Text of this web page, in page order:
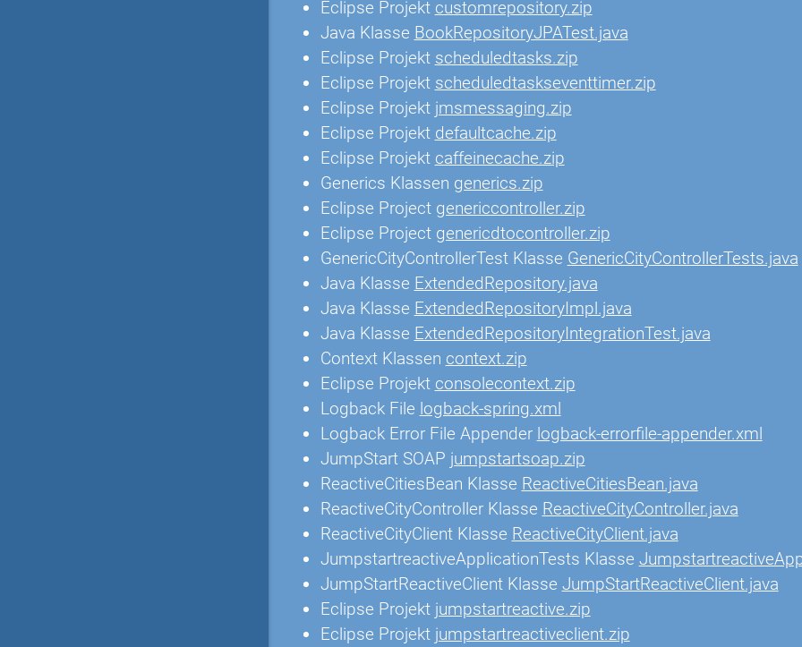
Eclipse Projekt customrepository.zip
Java Klasse BookRepositoryJPATest.java
Eclipse Projekt scheduledtasks.zip
Eclipse Projekt scheduledtaskseventtimer.zip
Eclipse Projekt jmsmessaging.zip
Eclipse Projekt defaultcache.zip
Eclipse Projekt caffeinecache.zip
Generics Klassen generics.zip
Eclipse Project genericcontroller.zip
Eclipse Project genericdtocontroller.zip
GenericCityControllerTest Klasse GenericCityControllerTests.java
Java Klasse ExtendedRepository.java
Java Klasse ExtendedRepositoryImpl.java
Java Klasse ExtendedRepositoryIntegrationTest.java
Context Klassen context.zip
Eclipse Projekt consolecontext.zip
Logback File logback-spring.xml
Logback Error File Appender logback-errorfile-appender.xml
JumpStart SOAP jumpstartsoap.zip
ReactiveCitiesBean Klasse ReactiveCitiesBean.java
ReactiveCityController Klasse ReactiveCityController.java
ReactiveCityClient Klasse ReactiveCityClient.java
JumpstartreactiveApplicationTests Klasse
JumpStartReactiveClient Klasse JumpStartReactiveClient.java
Eclipse Projekt jumpstartreactive.zip
Eclipse Projekt jumpstartreactiveclient.zip